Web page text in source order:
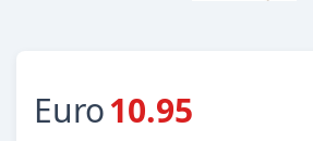
Euro10.95